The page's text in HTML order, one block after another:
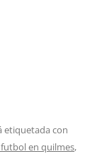
etiquetada con
en quilmes,